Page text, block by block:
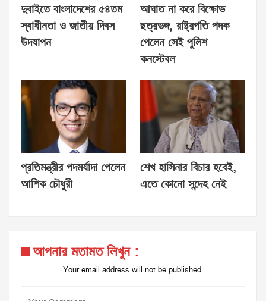
দুবাইতে বাংলাদেশের ৫৪তম
স্বাধীনতা ও জাতীয় দিবস
উদযাপন
আঘাত না করে বিক্ষোভ
ছত্রভঙ্গ, রাষ্ট্রপতি পদক
পেলেন সেই পুলিশ
কনস্টেবল
প্রতিমন্ত্রীর পদমর্যাদা পেলেন
আশিক চৌধুরী
শেখ হাসিনার বিচার হবেই,
এতে কোনো সন্দেহ নেই
আপনার মতামত লিখুন :
Your email address will not be published.